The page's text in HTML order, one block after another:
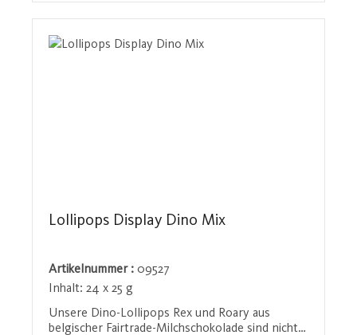
Lollipops Display Dino Mix
Artikelnummer : 09527
Inhalt: 24 x 25 g
Unsere Dino-Lollipops Rex und Roary aus
belgischer Fairtrade-Milchschokolade sind nicht